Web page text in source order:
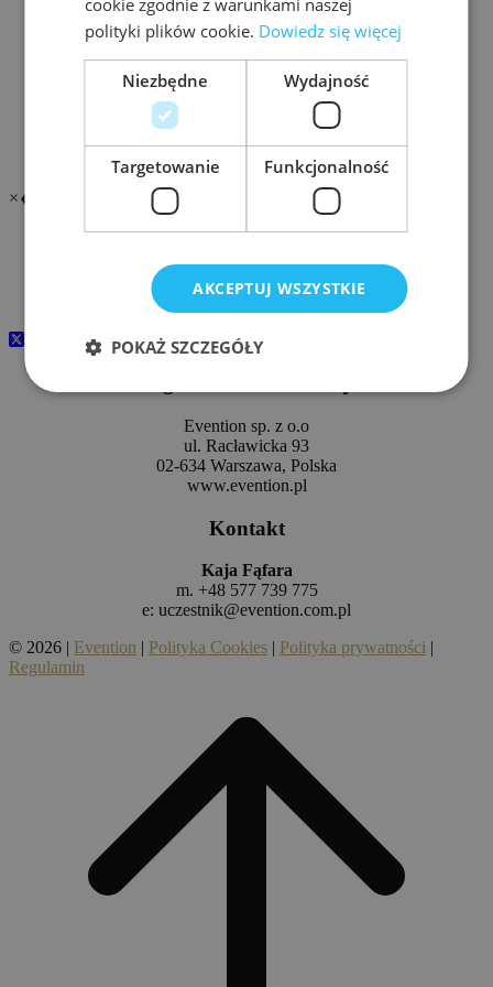
Autor ponad 100 artykułów, referatów, podręczników,
opracowań naukowych i monografii. Obszar zainteresowań
naukowych obejmuje: systemy wspomagania decyzji,
systemy i sieci teleinformatyczne, bezpieczeństwo
informacyjne, bezpieczeństwo i militaryzacja
×❮
InfraSEC FORUM 2027
www.infrasecforum.pl
24-25 LUTEGO 2027
Evention sp. z o.o
ul. Racławicka 93
02-634 Warszawa, Polska
www.evention.pl
Kontakt
Kaja Fąfara
m. +48 577 739 775
e: uczestnik@evention.com.pl
© 2026 | Evention | Polityka Cookies | Polityka prywatności |
Regulamin
polityki plików cookie. Dowiedz się więcej
Niezbędne Wydajność
Targetowanie Funkcjonalność
AKCEPTUJ WSZYSTKIE
POKAŻ SZCZEGÓŁY